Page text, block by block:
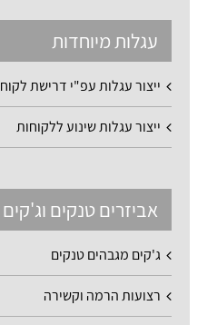
עגלות מיוחדות
ייצור עגלות עפ"י דרישת לקוח
ייצור עגלות שינוע ללקוחות
אביזרים טנקים וג'קים
ג'קים מגבהים טנקים
רצועות הרמה וקשירה